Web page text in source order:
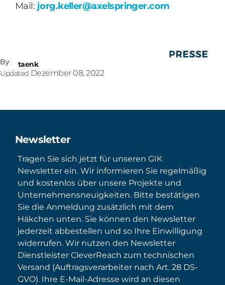
Mail: jorg.keller@axelspringer.com
By
taenk
Updated Dezember 08, 2022
Newsletter
Tragen Sie sich jetzt für unseren GIK
Newsletter ein. Wir informieren Sie regelmäßig
und kostenlos über unsere Projekte und
Unternehmensneuigkeiten. Bitte bestätigen
Sie die Anmeldung zusätzlich mit dem
Häkchen unten. Sie können den Newsletter
jederzeit abbestellen und so Ihre Einwilligung
widerrufen. Wir nutzen den Newsletter
Dienstleister CleverReach zum technischen
Versand (Auftragsverarbeiter nach Art. 28 DS-
GVO). Ihre E-Mail-Adresse wird an diesen